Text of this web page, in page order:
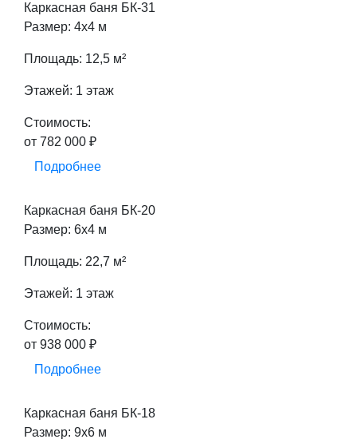
Каркасная баня БК-31
Размер: 4х4 м
Площадь: 12,5 м²
Этажей: 1 этаж
Стоимость:
от 782 000 ₽
Подробнее
Каркасная баня БК-20
Размер: 6х4 м
Площадь: 22,7 м²
Этажей: 1 этаж
Стоимость:
от 938 000 ₽
Подробнее
Каркасная баня БК-18
Размер: 9х6 м